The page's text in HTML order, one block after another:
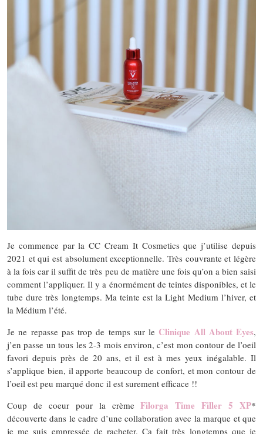
Je commence par la CC Cream It Cosmetics que j’utilise depuis
2021 et qui est absolument exceptionnelle. Très couvrante et légère
à la fois car il suffit de très peu de matière une fois qu’on a bien saisi
comment l’appliquer. Il y a énormément de teintes disponibles, et le
tube dure très longtemps. Ma teinte est la Light Medium l’hiver, et
la Médium l’été.
Je ne repasse pas trop de temps sur le Clinique All About Eyes,
j’en passe un tous les 2-3 mois environ, c’est mon contour de l’oeil
favori depuis près de 20 ans, et il est à mes yeux inégalable. Il
s’applique bien, il apporte beaucoup de confort, et mon contour de
l’oeil est peu marqué donc il est surement efficace !!
Coup de coeur pour la crèmeFilorga Time Filler 5 XP*
découverte dans le cadre d’une collaboration avec la marque et que
je me suis empressée de racheter. Ca fait très longtemps que je